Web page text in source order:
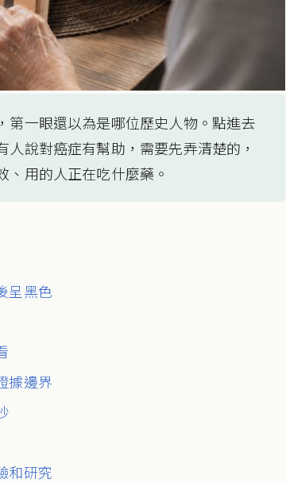
第一眼還以為是哪位歷史人物。點進去
說對癌症有幫助，需要先弄清楚的，
用的人正在吃什麼藥。
呈黑色
據邊界
和研究